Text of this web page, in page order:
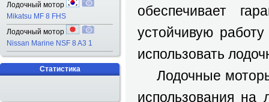
обеспечивает
устойчивую
использовать
Лодочные моторы
использования
Лодочный мотор
Mikatsu MF 8 FHS
Лодочный мотор
Nissan Marine NSF 8 A3 1
Статистика